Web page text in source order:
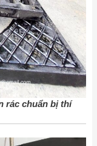
rác chuẩn bị thí